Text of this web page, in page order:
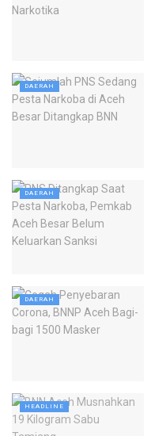
DAERAH
DAERAH
DAERAH
HEADLINE